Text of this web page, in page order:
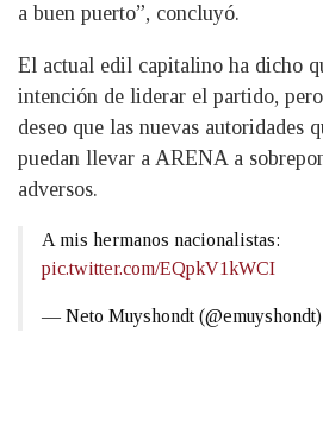
a buen puerto”, concluyó.
El actual edil capitalino ha dicho
intención de liderar el partido,
deseo que las nuevas autoridades
puedan llevar a ARENA a
adversos.
A mis hermanos nacionalistas:
pic.twitter.com/EQpkV1kWCI
— Neto Muyshondt (@emuyshondt)